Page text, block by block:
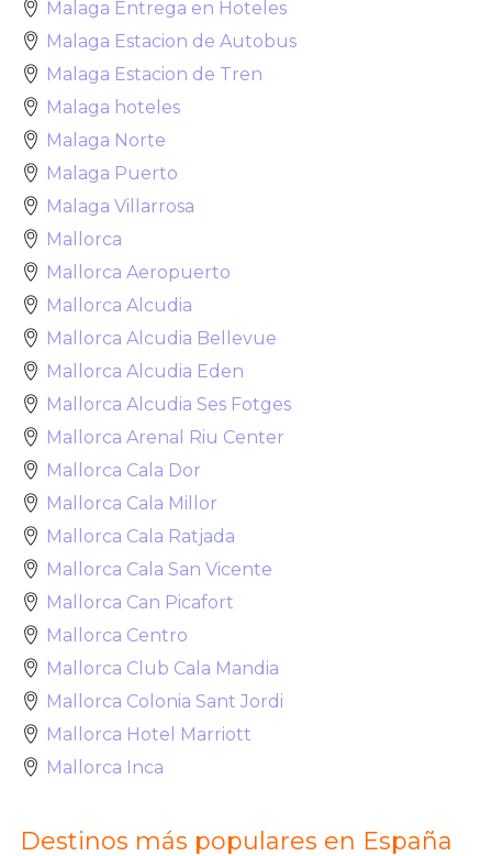
Malaga Entrega en Hoteles
Malaga Estacion de Autobus
Malaga Estacion de Tren
Malaga hoteles
Malaga Norte
Malaga Puerto
Malaga Villarrosa
Mallorca
Mallorca Aeropuerto
Mallorca Alcudia
Mallorca Alcudia Bellevue
Mallorca Alcudia Eden
Mallorca Alcudia Ses Fotges
Mallorca Arenal Riu Center
Mallorca Cala Dor
Mallorca Cala Millor
Mallorca Cala Ratjada
Mallorca Cala San Vicente
Mallorca Can Picafort
Mallorca Centro
Mallorca Club Cala Mandia
Mallorca Colonia Sant Jordi
Mallorca Hotel Marriott
Mallorca Inca
Destinos más populares en España